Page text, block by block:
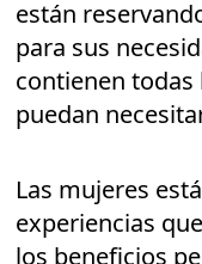
están
para sus
contienen todas
puedan
Las mujeres
experiencias
los beneficios